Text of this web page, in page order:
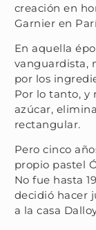
creación en
Garnier en
En aquella
vanguardista,
por los
Por lo tanto, y
azúcar,
rectangular.
Pero cinco
propio pastel
No fue hasta
decidió hacer
a la casa